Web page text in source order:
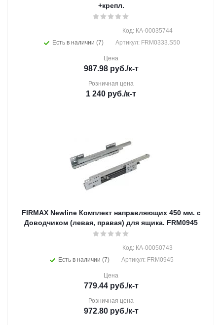
+крепл.
Есть в наличии (7)
Код: КА-00035744
Артикул: FRM0333.S50
Цена
987.98руб./к-т
Розничная цена
1 240 руб./к-т
FIRMAX Newline Комплект направляющих 450 мм. с
Доводчиком (левая, правая) для ящика. FRM0945
Есть в наличии (7)
Код: КА-00050743
Артикул: FRM0945
Цена
779.44руб./к-т
Розничная цена
972.80руб./к-т